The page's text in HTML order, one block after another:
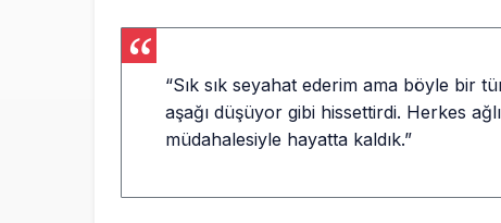
“Sık sık seyahat ederim ama böyle bir
aşağı düşüyor gibi hissettirdi. Herkes
müdahalesiyle hayatta kaldık.”